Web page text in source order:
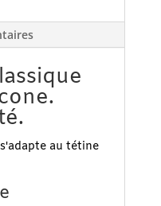
au tétine